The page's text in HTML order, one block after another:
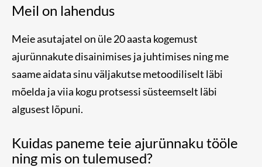
Meil on lahendus
Meie asutajatel on üle 20 aasta kogemust
ajurünnakute disainimises ja juhtimises ning me
saame aidata sinu väljakutse metoodiliselt läbi
mõelda ja viia kogu protsessi süsteemselt läbi
algusest lõpuni.
Kuidas paneme teie ajurünnaku tööle
ning mis on tulemused?